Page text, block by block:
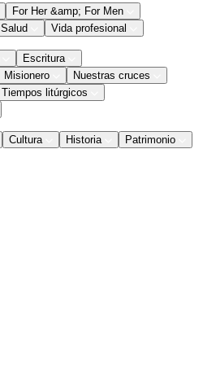
For Her &amp; For Men
Salud Vida profesional
Escritura
Misionero
Nuestras cruces
Tiempos litúrgicos
Cultura Historia
Patrimonio